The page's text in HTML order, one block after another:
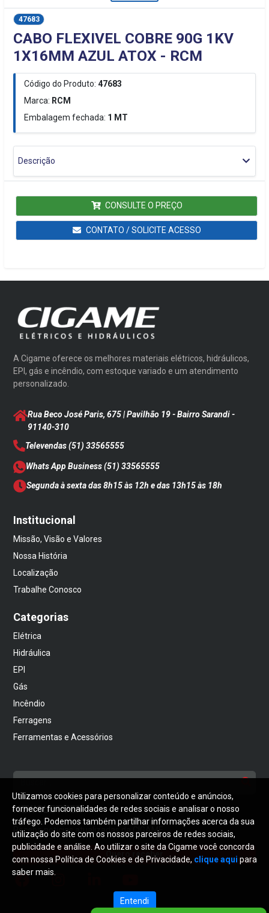
47683
CABO FLEXIVEL COBRE 90G 1KV
1X16MM AZUL ATOX - RCM
Código do Produto: 47683
Marca: RCM
Embalagem fechada: 1 MT
Descrição
CONSULTE O PREÇO
CONTATO / SOLICITE ACESSO
A Cigame oferece os melhores materiais elétricos, hidráulicos,
EPI, gás e incêndio, com estoque variado e um atendimento
personalizado.
Rua Beco José Paris, 675 | Pavilhão 19 - Bairro Sarandi-
91140-310
Televendas(51) 33565555
Whats App Business(51) 33565555
Segunda à sexta das 8h15 às 12h e das 13h15 às 18h
Institucional
Missão, Visão e Valores
Nossa História
Localização
Trabalhe Conosco
Categorias
Elétrica
Hidráulica
EPI
Gás
Incêndio
Ferragens
Ferramentas e Acessórios
NEWSLETTER
Receba notícias atualizadas da CIGAME
Quero receber
Utilizamos cookies para personalizar conteúdo e anúncios,
fornecer funcionalidades de redes sociais e analisar o nosso
tráfego. Podemos também partilhar informações acerca da sua
utilização do site com os nossos parceiros de redes sociais,
publicidade e análise. Ao utilizar o site da Cigame você concorda
com nossa Política de Cookies e de Privacidade, clique aqui para
saber mais.
Entendi